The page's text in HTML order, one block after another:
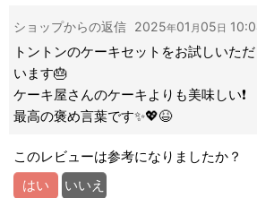
ありがとうございました！
ショップからの返信 2025年01 月 05日
トントンのケーキセットをお試しいた
います🎂
ケーキ屋さんのケーキよりも美味しい❗️
最高の褒め言葉です✨💖😆
このレビューは参考になりましたか？
はい
いいえ